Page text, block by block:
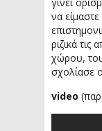
να
ριζικά
χώρου,
σχολίασε ο
video